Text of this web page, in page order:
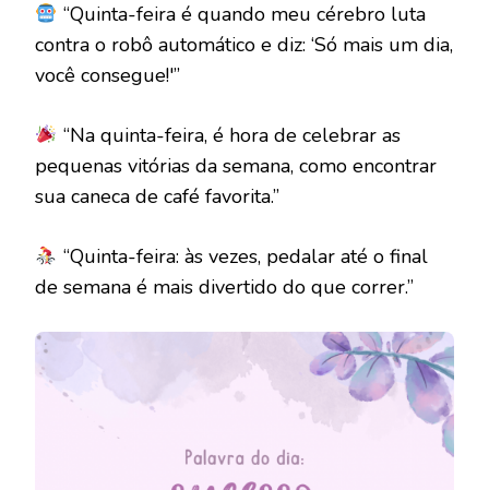
“Quinta-feira é quando meu cérebro luta
contra o robô automático e diz: ‘Só mais um dia,
você consegue!'”
“Na quinta-feira, é hora de celebrar as
pequenas vitórias da semana, como encontrar
sua caneca de café favorita.”
“Quinta-feira: às vezes, pedalar até o final
de semana é mais divertido do que correr.”